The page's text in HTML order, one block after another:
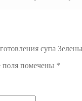
супа
поля помечены *